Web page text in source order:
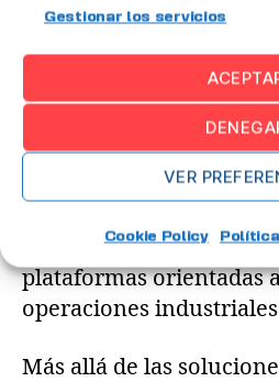
Gestionar los servicios
VER
Cookie Policy
planificación avanzada
integrando algoritmos
con datos reales de la
Por ejemplo, dentro del
como Siemens
plataformas orientadas
operaciones
Más allá de las